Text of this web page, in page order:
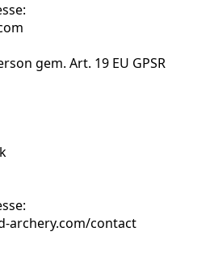
gem. Art. 19 EU GPSR
archery.com/contact